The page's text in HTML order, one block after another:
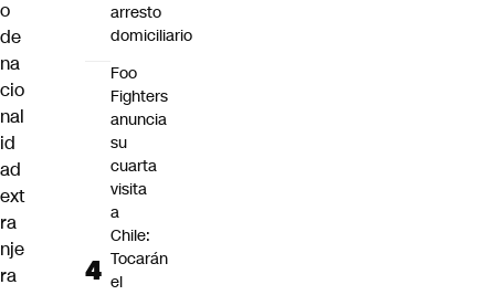
o
de
na
cio
nal
id
ad
ext
ra
nje
ra
arresto
domiciliario
Foo
Fighters
anuncia
su
cuarta
visita
a
Chile:
Tocarán
el